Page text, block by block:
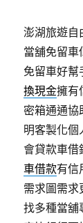
澎湖旅遊自
當舖免留車
免留車好
換現金擁有
密箱通通協
明客製化個
會貸款車借
車借款有信
需求圖需求
找多種當舖